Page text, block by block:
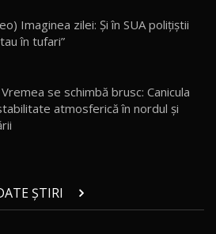
7X / Test Drive AutoBlog.MD
BYD Dolphin Surf / Test Drive
Imaginea zilei: Și în SUA polițiștii
în tufari”
se schimbă brusc: Canicula
atmosferică în nordul și
ȘTIRI